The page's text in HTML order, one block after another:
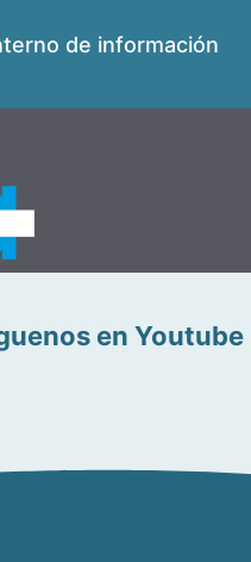
de información
en Youtube